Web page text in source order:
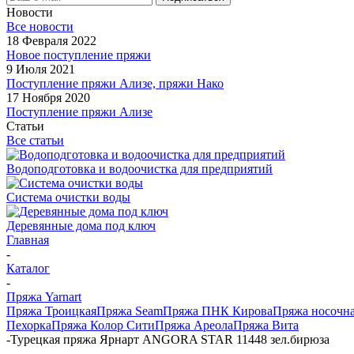
Новости
Все новости
18 Февраля 2022
Новое поступление пряжи
9 Июля 2021
Поступление пряжи Ализе, пряжи Нако
17 Ноября 2020
Поступление пряжи Ализе
Статьи
Все статьи
Водоподготовка и водоочистка для предприятий
Система очистки воды
Деревянные дома под ключ
Главная
-
Каталог
-
Пряжа Yarnart
Пряжа ТроицкаяПряжа SeamПряжа ПНК КироваПряжа
ПехоркаПряжа Колор СитиПряжа АреолаПряжа Вита
-Турецкая пряжа Ярнарт ANGORA STAR 11448 зел.бирюза